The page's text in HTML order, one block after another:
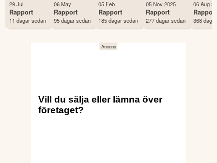
Antal ägare Avanza 2,141 st
Antal ägare Nordnet 1,308 st
29 Jul
Rapport
11 dagar sedan
06 May
Rapport
95 dagar sedan
05 Feb
Rapport
185 dagar sedan
05 Nov 2025
Rapport
277 dagar sedan
06 Aug
Rapport
368